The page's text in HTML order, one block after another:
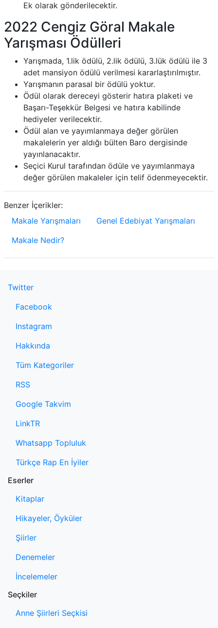
Ek olarak gönderilecektir.
2022 Cengiz Göral Makale
Yarışması Ödülleri
Yarışmada, 1.lik ödülü, 2.lik ödülü, 3.lük ödülü ile 3
adet mansiyon ödülü verilmesi kararlaştırılmıştır.
Yarışmanın parasal bir ödülü yoktur.
Ödül olarak dereceyi gösterir hatıra plaketi ve
Başarı-Teşekkür Belgesi ve hatıra kabilinde
hediyeler verilecektir.
Ödül alan ve yayımlanmaya değer görülen
makalelerin yer aldığı bülten Baro dergisinde
yayınlanacaktır.
Seçici Kurul tarafından ödüle ve yayımlanmaya
değer görülen makaleler için telif ödenmeyecektir.
Benzer İçerikler:
Makale Yarışmaları
Genel Edebiyat Yarışmaları
Makale Nedir?
Twitter
Facebook
Instagram
Hakkında
Tüm Kategoriler
RSS
Google Takvim
LinkTR
Whatsapp Topluluk
Türkçe Rap En İyiler
Eserler
Kitaplar
Hikayeler, Öyküler
Şiirler
Denemeler
İncelemeler
Seçkiler
Anne Şiirleri Seçkisi